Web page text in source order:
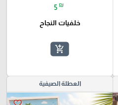
5 ₪
خلفيات النجاح
add_shopping_cart
العطلة الصيفية